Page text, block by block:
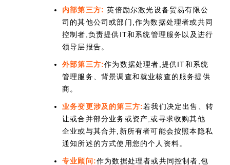
内部第三方: 英倍励尔激光设备贸易有限公
司的其他公司或部门,作为数据处理者或共同
控制者,负责提供IT和系统管理服务以及进行
领导层报告。
外部第三方:作为数据处理者,提供IT和系统
管理服务、背景调查和就业核查的服务提供
商。
业务变更涉及的第三方:若我们决定出售、转
让或合并部分业务或资产,或寻求收购其他
企业或与其合并,新所有者可能会按照本隐私
通知所述的方式使用您的个人资料。
专业顾问:作为数据处理者或共同控制者,包